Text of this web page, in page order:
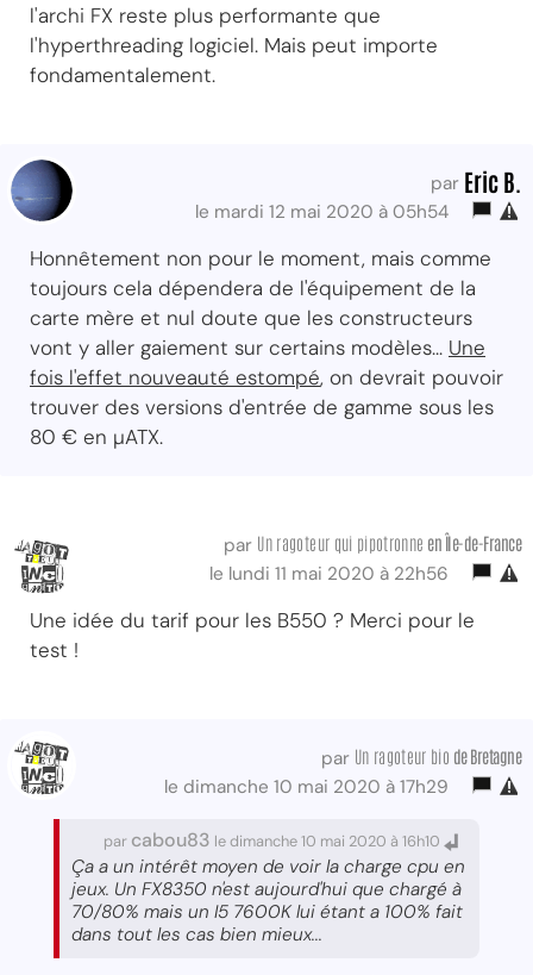
l'archi FX reste plus performante que
l'hyperthreading logiciel. Mais peut importe
fondamentalement.
par Eric B.
le mardi 12 mai 2020 à 05h54
Honnêtement non pour le moment, mais comme
toujours cela dépendera de l'équipement de la
carte mère et nul doute que les constructeurs
vont y aller gaiement sur certains modèles... Une
fois l'effet nouveauté estompé, on devrait pouvoir
trouver des versions d'entrée de gamme sous les
80 € en µATX.
par Un ragoteur qui pipotronne en Île-de-France
le lundi 11 mai 2020 à 22h56
Une idée du tarif pour les B550 ? Merci pour le
test !
par Un ragoteur bio de Bretagne
le dimanche 10 mai 2020 à 17h29
par cabou83 le dimanche 10 mai 2020 à 16h10
Ça a un intérêt moyen de voir la charge cpu en
jeux. Un FX8350 n'est aujourd'hui que chargé à
70/80% mais un I5 7600K lui étant a 100% fait
dans tout les cas bien mieux...